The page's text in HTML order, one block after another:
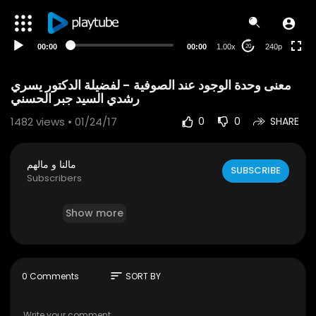
00:00 00:00 1.00x 20 240p
‫معنى وحدة الوجود عند الصوفية - لفضيلة الدكتور يسري
1482views • 01/24/17 0 0 SHARE
مالنا و مالهم
Subscribers
SUBSCRIBE
Show more
0 Comments sort SORT BY